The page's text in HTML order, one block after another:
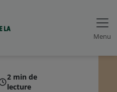
Menu
2 min de
lecture